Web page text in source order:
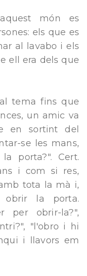
món es
els que es
al lavabo i els
ell era dels que
tema fins que
un amic va
en sortint del
se les mans,
porta?". Cert.
i com si res,
tota la mà i,
obrir la porta.
per obrir-la?",
"l'obro i hi
i llavors em